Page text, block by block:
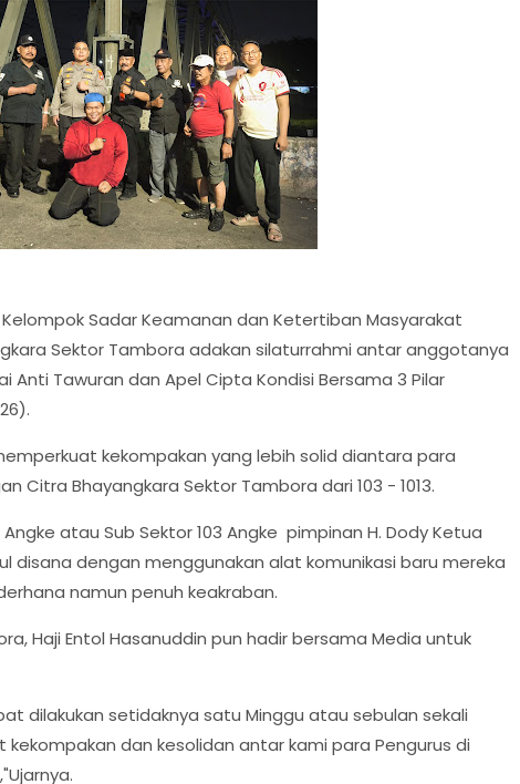
Kelompok Sadar Keamanan dan Ketertiban Masyarakat
Sektor Tambora adakan silaturrahmi antar anggotanya
Anti Tawuran dan Apel Cipta Kondisi Bersama 3 Pilar
kekompakan yang lebih solid diantara para
Citra Bhayangkara Sektor Tambora dari 103 - 1013.
atau Sub Sektor 103 Angke pimpinan H. Dody Ketua
disana dengan menggunakan alat komunikasi baru mereka
namun penuh keakraban.
Haji Entol Hasanuddin pun hadir bersama Media untuk
dilakukan setidaknya satu Minggu atau sebulan sekali
dan kesolidan antar kami para Pengurus di